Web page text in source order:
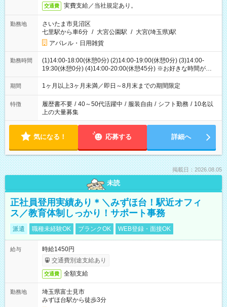
交通費 実費支給／当社規定あり。
勤務地
さいたま市見沼区
七里駅から車6分 / 大宮公園駅 / 大宮(埼玉県)駅
アパレル・日用雑貨
勤務時間
(1)14:00-18:00(休憩0分) (2)14:00-19:00(休憩0分) (3)14:00-
19:30(休憩0分) (4)14:00-20:00(休憩45分) ※お好きな時間が選べ
ます
期間 1ヶ月以上3ヶ月未満／即日～8月末までの期間限定
特徴 履歴書不要 / 40～50代活躍中 / 服装自由 / シフト勤務 / 10名以
上の大量募集
気になる！ 応募する 詳細へ
掲載日：2026.08.05
未読
正社員登用実績あり＊＼みずほ台！駅近オフィ
ス／教育体制しっかり！サポート事務
派遣 職種未経験OK ブランクOK WEB登録・面接OK
給与
時給1450円
交通費別途支給あり
交通費 全額支給
勤務地
埼玉県富士見市
みずほ台駅から徒歩3分